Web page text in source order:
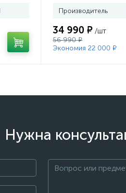
Производитель
34 990 ₽ /шт
56 990 ₽
Экономия 22 000 ₽
Нужна